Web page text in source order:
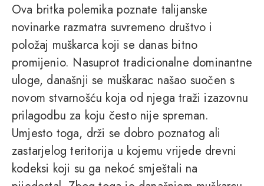
Ova britka polemika poznate talijanske
novinarke razmatra suvremeno društvo i
položaj muškarca koji se danas bitno
promijenio. Nasuprot tradicionalne dominantne
uloge, današnji se muškarac našao suočen s
novom stvarnošću koja od njega traži izazovnu
prilagodbu za koju često nije spreman.
Umjesto toga, drži se dobro poznatog ali
zastarjelog teritorija u kojemu vrijede drevni
kodeksi koji su ga nekoć smještali na